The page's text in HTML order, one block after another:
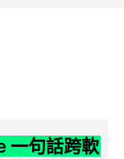
一句話跨軟